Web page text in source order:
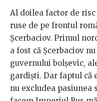
Al doilea factor de risc
ruse de pe frontul
Șcerbaciov. Primul
a fost că Șcerbaciov
guvernului bolșevic,
gardiști. Dar faptul că
nu excludea pasiunea